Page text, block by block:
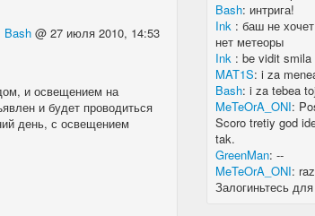
Bash @ 27 июля 2010, 14:53
и освещением на
и будет проводиться
день, с освещением
Bash: интрига!
Ink :баш не
нет метеоры
Ink :be vidit smila
MAT1S:i za
Bash:i za tebea
MeTeOrA_ONI:
Scoro tretiy god
tak.
GreenMan:--
MeTeOrA_ONI:
Залогиньтесь